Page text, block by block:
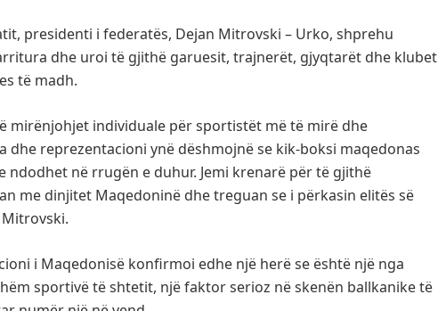
presidenti i federatës, Dejan Mitrovski – Urko, shprehu
dhe uroi të gjithë garuesit, trajnerët, gjyqtarët dhe klubet
të madh.
mirënjohjet individuale për sportistët më të mirë dhe
dhe reprezentacioni ynë dëshmojnë se kik-boksi maqedonas
ndodhet në rrugën e duhur. Jemi krenarë për të gjithë
me dinjitet Maqedoninë dhe treguan se i përkasin elitës së
i Maqedonisë konfirmoi edhe një herë se është një nga
sportivë të shtetit, një faktor serioz në skenën ballkanike të